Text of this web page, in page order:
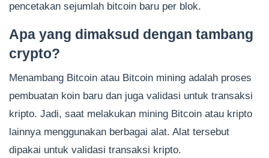
pencetakan sejumlah bitcoin baru per blok.
Apa yang dimaksud dengan tambang
crypto?
Menambang Bitcoin atau Bitcoin mining adalah proses
pembuatan koin baru dan juga validasi untuk transaksi
kripto. Jadi, saat melakukan mining Bitcoin atau kripto
lainnya menggunakan berbagai alat. Alat tersebut
dipakai untuk validasi transaksi kripto.